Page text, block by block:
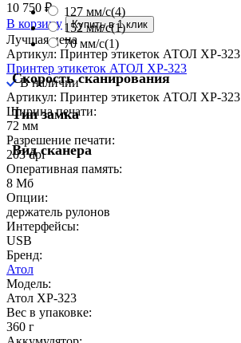
127 мм/с(4)
152 мм/с(1)
70 мм/с(1)
Скорость сканирования
Тип замка
Вид сканера
10 750 ₽
В корзину
Купить в 1 клик
Лучшая цена
Артикул: Принтер этикеток АТОЛ XP-323
Принтер этикеток АТОЛ XP-323
В наличии
Артикул: Принтер этикеток АТОЛ XP-323
Ширина печати:
72 мм
Разрешение печати:
203 dpi
Оперативная память:
8 Мб
Опции:
держатель рулонов
Интерфейсы:
USB
Бренд:
Атол
Модель:
Атол XP-323
Вес в упаковке:
360 г